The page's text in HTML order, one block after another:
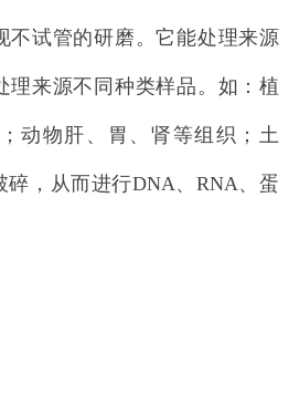
不试管的研磨。它能处理来源
理来源不同种类样品。如：植
动物肝、胃、肾等组织；土
碎，从而进行DNA、RNA、蛋